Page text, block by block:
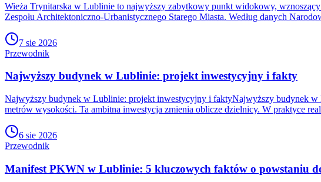
Wieża Trynitarska w Lublinie to najwyższy zabytkowy punkt widokowy,
Zespołu Architektoniczno-Urbanistycznego Starego Miasta. Według danych
7 sie 2026
Przewodnik
Najwyższy budynek w Lublinie: projekt inwestycyjny i fakty
Najwyższy budynek w Lublinie: projekt inwestycyjny i faktyNajwyższy budynek w
metrów wysokości. Ta ambitna inwestycja zmienia oblicze dzielnicy. W praktyce
6 sie 2026
Przewodnik
Manifest PKWN w Lublinie: 5 kluczowych faktów o powstaniu